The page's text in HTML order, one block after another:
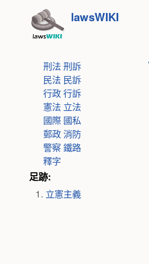
lawsWIKI
刑法刑訴
民法 民訴
行政行訴
憲法 立法
國際 國私
郵政消防
警察鐵路
釋字
足跡:
立憲主義